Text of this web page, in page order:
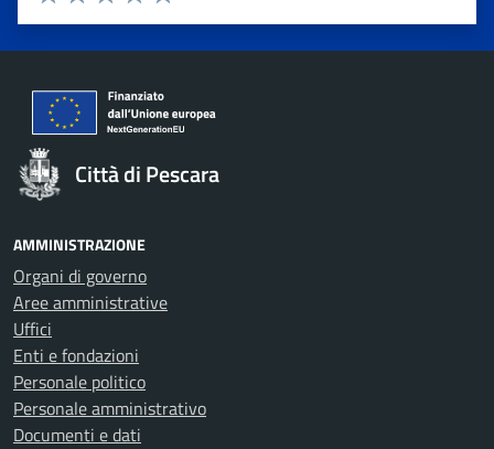
Valuta 5 stelle su 5
Valuta 4 stelle su 5
Valuta 3 stelle su 5
Valuta 2 stelle su 5
Valuta 1 stelle su 5
Città di Pescara
AMMINISTRAZIONE
Organi di governo
Aree amministrative
Uffici
Enti e fondazioni
Personale politico
Personale amministrativo
Documenti e dati